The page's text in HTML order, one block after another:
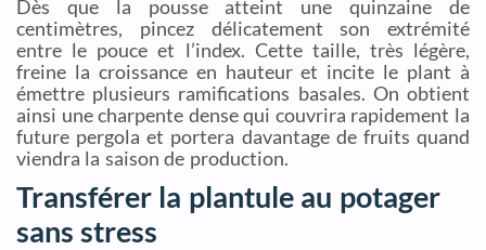
Dès que la pousse atteint une quinzaine de
centimètres, pincez délicatement son extrémité
entre le pouce et l’index. Cette taille, très légère,
freine la croissance en hauteur et incite le plant à
émettre plusieurs ramifications basales. On obtient
ainsi une charpente dense qui couvrira rapidement la
future pergola et portera davantage de fruits quand
viendra la saison de production.
Transférer la plantule au potager
sans stress